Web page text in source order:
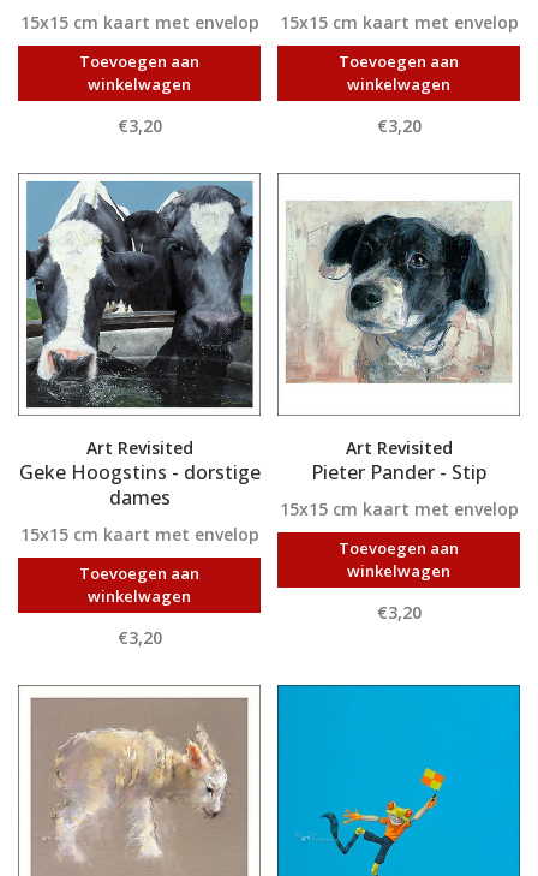
15x15 cm kaart met envelop
Toevoegen aan
winkelwagen
€3,20
15x15 cm kaart met envelop
Toevoegen aan
winkelwagen
€3,20
Art Revisited
Geke Hoogstins - dorstige
dames
15x15 cm kaart met envelop
Toevoegen aan
winkelwagen
€3,20
Art Revisited
Pieter Pander - Stip
15x15 cm kaart met envelop
Toevoegen aan
winkelwagen
€3,20